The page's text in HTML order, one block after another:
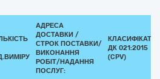
АДРЕСА
ДОСТАВКИ /
СТРОК ПОСТАВКИ/
ВИКОНАННЯ
РОБІТ/НАДАННЯ
ПОСЛУГ:
ДК 021:2015
(CPV)